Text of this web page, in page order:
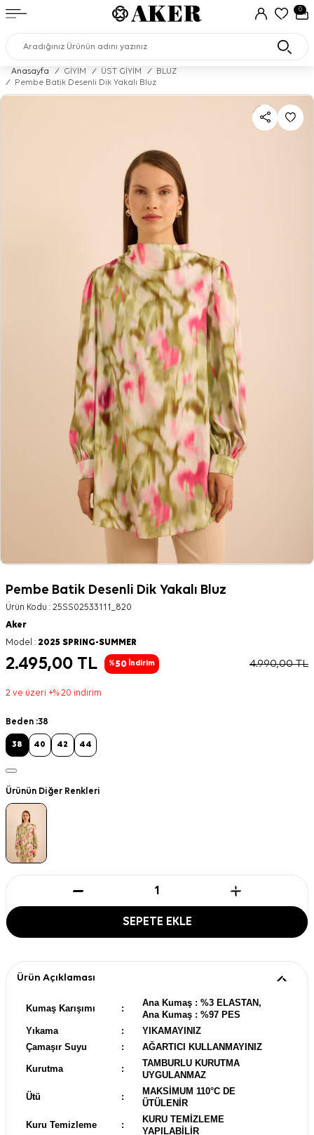
0
Anasayfa / GİYİM / ÜST GİYİM /
BLUZ
/
Pembe Batik Desenli Dik Yakalı Bluz
Pembe Batik Desenli Dik Yakalı Bluz
Ürün Kodu : 25SS02533111_820
Aker
Model : 2025 SPRING-SUMMER
2.495,00 TL %50 İndirim 4.990,00TL
2 ve üzeri +% 20 indirim
Beden :38
38 40 42 44
Ürünün Diğer Renkleri
SEPETE EKLE
Ürün Açıklaması
Kumaş Karışımı :
Ana Kumaş : %3 ELASTAN,
Ana Kumaş : %97 PES
Yıkama
:
YIKAMAYINIZ
Çamaşır Suyu
: AĞARTICI KULLANMAYINIZ
Kurutma :
TAMBURLU KURUTMA
UYGULANMAZ
Ütü :
MAKSİMUM 110°C DE
ÜTÜLENİR
Kuru Temizleme :
KURU TEMİZLEME
YAPILABİLİR